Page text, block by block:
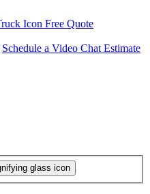
Free Quote
Schedule a Video Chat Estimate